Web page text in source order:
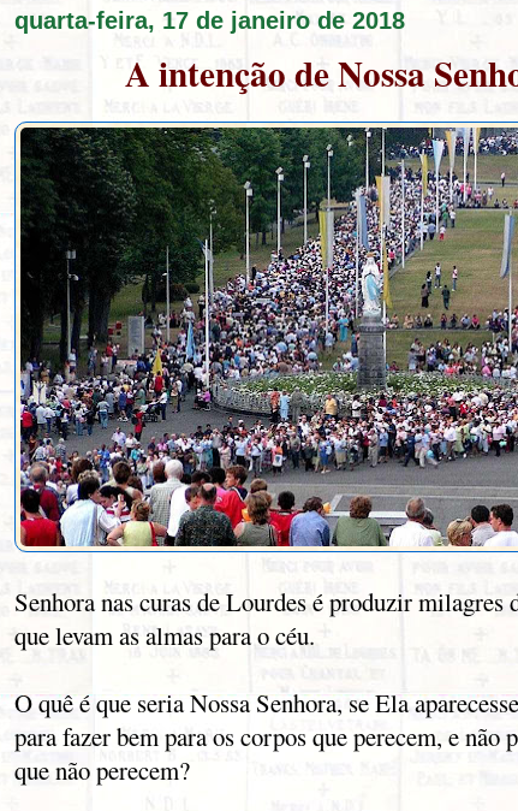
quarta-feira, 17 de janeiro de 2018
A intenção de Nossa
Senhora nas curas de Lourdes é produzir milagres
que levam as almas para o céu.
O quê é que seria Nossa Senhora, se Ela
para fazer bem para os corpos que perecem, e não
que não perecem?